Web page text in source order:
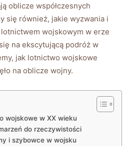
oblicze współczesnych
się również, jakie wyzwania i
wojskowym w erze
na ekscytującą podróż w
jak lotnictwo wojskowe
na oblicze wojny.
wojskowe w XX wieku
do rzeczywistości
i szybowce w wojsku